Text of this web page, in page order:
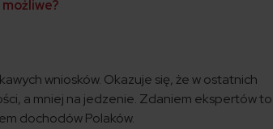
wniosków. Okazuje się, że w ostatnich
a mniej na jedzenie. Zdaniem ekspertów to
dochodów Polaków.